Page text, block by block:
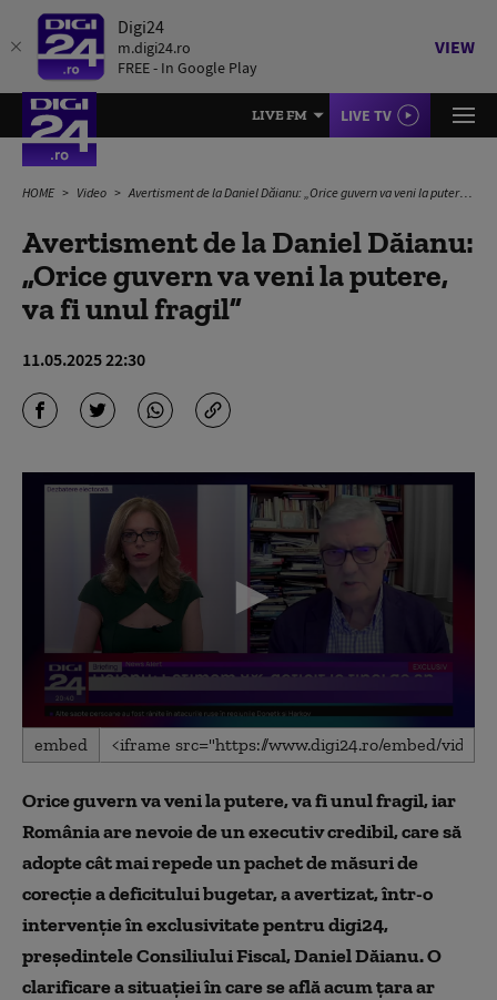
Digi24
m.digi24.ro
FREE - In Google Play
VIEW
LIVE FM LIVE TV
HOME Video Avertisment de la Daniel Dăianu: „Orice guvern va veni la putere, va fi unul fragil”
Avertisment de la Daniel Dăianu:
„Orice guvern va veni la putere,
va fi unul fragil”
11.05.2025 22:30
0
seconds
minutes,
26
seconds
embed
Orice guvern va veni la putere, va fi unul fragil, iar
România are nevoie de un executiv credibil, care să
adopte cât mai repede un pachet de măsuri de
corecție a deficitului bugetar, a avertizat, într-o
intervenție în exclusivitate pentru digi24,
președintele Consiliului Fiscal, Daniel Dăianu. O
clarificare a situației în care se află acum țara ar